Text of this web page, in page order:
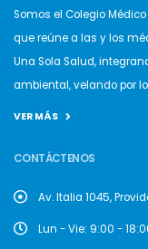
Somos el Colegio
que reúne a las y los
Una Sola Salud,
ambiental, velando por
VER MÁS
CONTÁCTENOS
Av. Italia 1045,
Lun - Vie: 9:00 -